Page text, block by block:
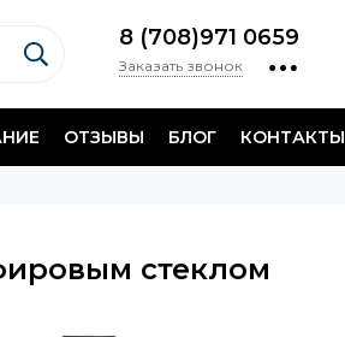
8 (708)971 0659
Заказать звонок
ОТЗЫВЫ БЛОГ КОНТАКТЫ
стеклом